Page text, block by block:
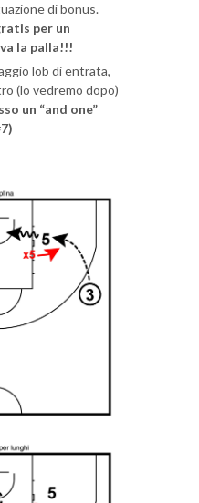
di bonus.
per un
la palla!!!
lob di entrata,
(lo vedremo dopo)
un “and one”